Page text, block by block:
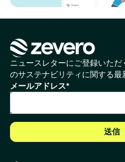
ホームページ
ニュースレターにご登録いた
のサステナビリティに関する最
メールアドレス*